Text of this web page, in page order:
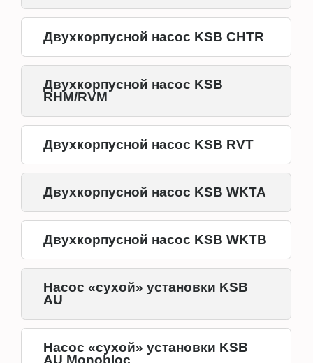
Двухкорпусной насос KSB CHTR
Двухкорпусной насос KSB
RHM/RVM
Двухкорпусной насос KSB RVT
Двухкорпусной насос KSB WKTA
Двухкорпусной насос KSB WKTB
Насос «сухой» установки KSB
AU
Насос «сухой» установки KSB
AU Monobloc